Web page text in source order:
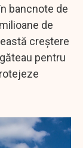
bancnote de
de
creștere
pentru